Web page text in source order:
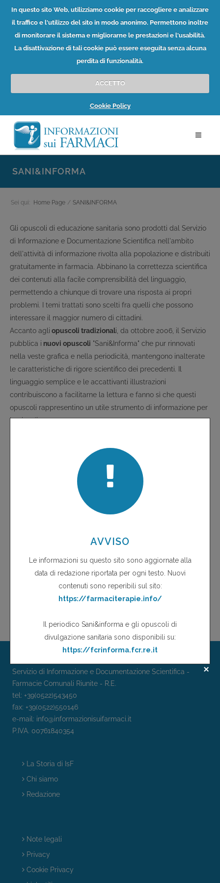
In questo sito Web, utilizziamo cookie per raccogliere e analizzare
il traffico e l'utilizzo del sito in modo anonimo. Permettono inoltre
di monitorare il sistema e migliorarne le prestazioni e l'usabilità.
La disattivazione di tali cookie può essere eseguita senza alcuna
perdita di funzionalità.
ACCETTO
Cookie Policy
SANI&INFORMA
Sei qui: Home Page / SANI&INFORMA
Gli opuscoli di educazione sanitaria sono prodotti dal Servizio
di Informazione e Documentazione Scientifica nell'ambito
dell'attività di informazione rivolta alla popolazione e distribuiti
gratuitamente in farmacia. Abbinano la correttezza scientifica
dei contenuti alla facile comprensibilità del linguaggio,
permettendo a chiunque di trovare una risposta ai propri
problemi. I temi trattati sono scelti fra quelli che possono
interessare il maggior numero di cittadini.
Accanto agli opuscoli tradizionali, da ottobre 2006, il Servizio
pubblica i nuovi opuscoli "Sani&Informa" che pur rinnovati
nella veste grafica e nella periodicità, mantengono inalterate
le caratteristiche di rigore scientifico dei precedenti. Il
linguaggio semplice e le accattivanti illustrazioni
contribuiscono a facilitarne la lettura e fanno sì che questi
opuscoli rappresentino un utile strumento di informazione per
la cittadinanza.
Comunali di Reggio Emilia e di altre città che aderiscono
VISUALIZZA OPUSCOLI
Opuscoli divulgativi di Educazione Sanitaria
Campagne informative
Servizio di Informazione e Documentazione Scientifica -
Farmacie Comunali Riunite - R.E.
tel: +39(0522)543450
fax: +39(0522)550146
e-mail: info@informazionisuifarmaci.it
P.IVA. 00761840354
La Storia di IsF
Chi siamo
Redazione
Note legali
Privacy
Cookie Privacy